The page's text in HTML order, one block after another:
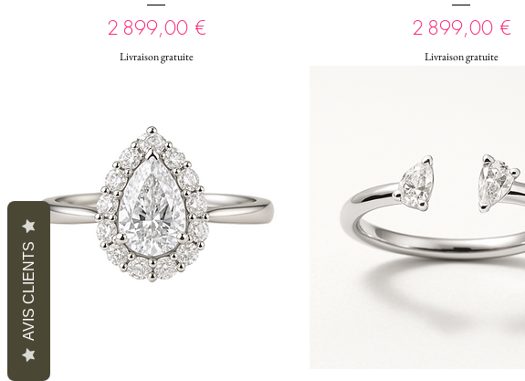
Prix
2 899,00 €
Livraison gratuite
Prix
2 899,00 €
Livraison gratuite
AVIS CLIENTS